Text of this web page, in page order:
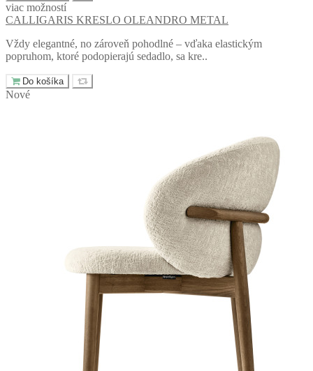
viac možností
CALLIGARIS KRESLO OLEANDRO METAL
Vždy elegantné, no zároveň pohodlné – vďaka elastickým
popruhom, ktoré podopierajú sedadlo, sa kre..
Do košíka
Nové